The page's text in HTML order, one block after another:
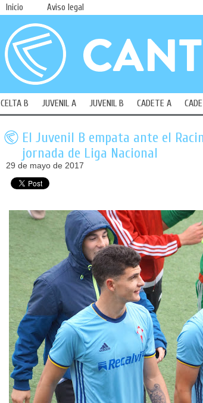
Inicio Aviso legal
CELTA B JUVENIL A JUVENIL B CADETE A
El Juvenil B empata ante el
jornada de Liga Nacional
29 de mayo de 2017